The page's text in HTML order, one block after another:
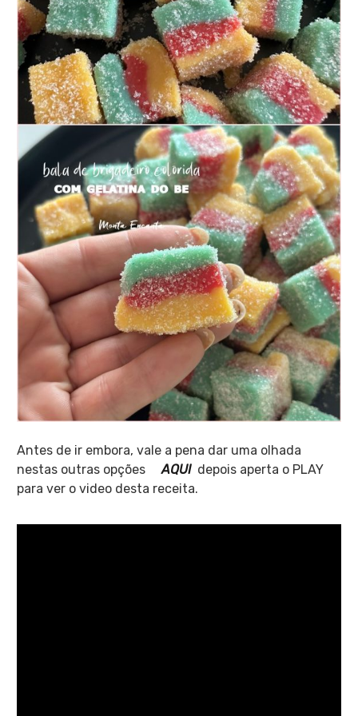
Antes de ir embora, vale a pena dar uma olhada
nestas outras opçõesAQUI depois aperta o PLAY
para ver o video desta receita.